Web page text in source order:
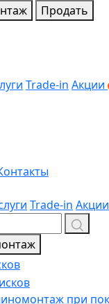
Продать
Trade-in Акции
Trade-in Акции